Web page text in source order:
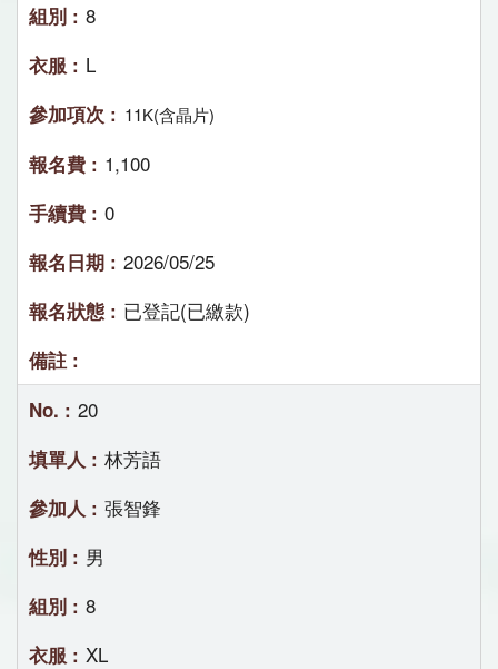
8
L
11K(含晶片)
1,100
0
2026/05/25
已登記(已繳款)
20
林芳語
張智鋒
男
8
XL